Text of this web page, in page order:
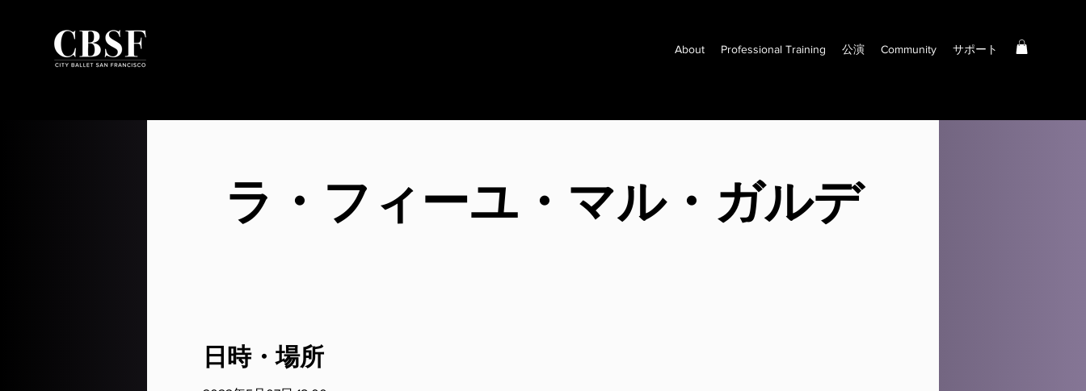
About Professional Training 公演 Community サポート
ラ・フィーユ・マル・ガルデ
日時・場所